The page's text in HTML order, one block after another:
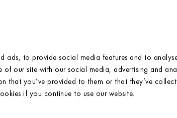
ads, to provide social media features and to
our site with our social media, advertising and
that you’ve provided to them or that they’ve
if you continue to use our website.